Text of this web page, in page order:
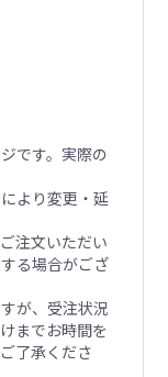
です。実際の
より変更・延
注文いただい
る場合がござ
が、受注状況
までお時間を
了承くださ